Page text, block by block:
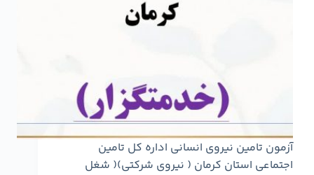
آزمون تامین نیروی انسانی اداره کل تامین
اجتماعی استان کرمان ( نیروی شرکتی)( شغل